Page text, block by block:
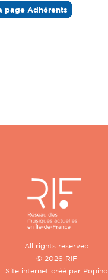
page Adhérents
All rights reserved
© 2026 RIF
Site internet créé par Popino